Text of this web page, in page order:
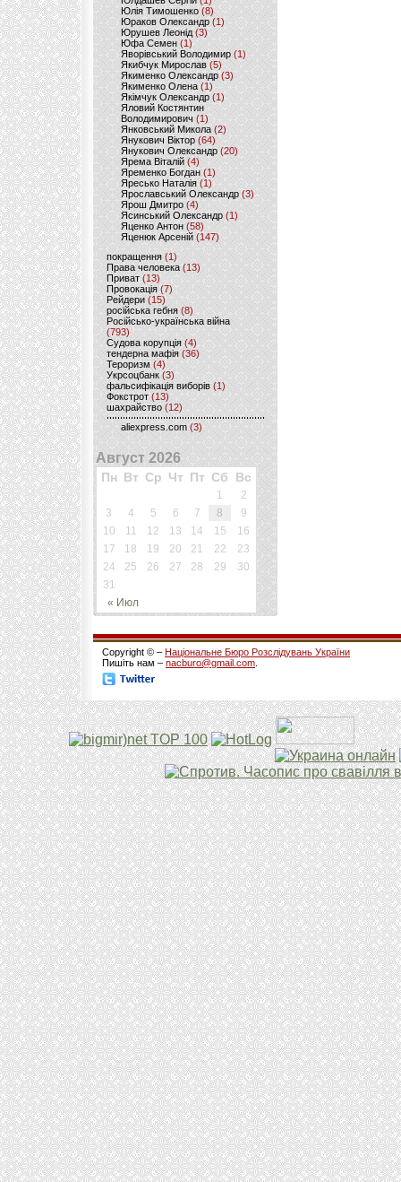
Юлія Тимошенко (8)
Юраков Олександр (1)
Юрушев Леонід (3)
Юфа Семен (1)
Яворівський Володимир (1)
Якибчук Мирослав (5)
Якименко Олександр (3)
Якименко Олена(1)
Якімчук Олександр (1)
Яловий Костянтин
Володимирович (1)
Янковський Микола(2)
Янукович Віктор (64)
Янукович Олександр(20)
Ярема Віталій(4)
Яременко Богдан(1)
Яресько Наталія(1)
Ярославський Олександр (3)
Ярош Дмитро (4)
Ясинський Олександр (1)
Яценко Антон(58)
Яценюк Арсеній (147)
покращення (1)
Права человека(13)
Приват (13)
Провокація (7)
Рейдери (15)
російська гебня (8)
Російсько-українська війна
(793)
Судова корупція (4)
тендерна мафія (36)
Тероризм (4)
Укрсоцбанк (3)
фальсифікація виборів (1)
Фокстрот(13)
шахрайство (12)
aliexpress.com (3)
Август 2026
Пн Вт Ср Чт Пт Сб Вс
« Июл
1
2
3
4 5 6 7 8
9
10
11 12 13 14 15
16
17
18 19 20 21 22
23
24
25 26 27 28 29
30
31
Copyright © – Національне Бюро Розслідувань України
Пишіть нам – nacburo@gmail.com